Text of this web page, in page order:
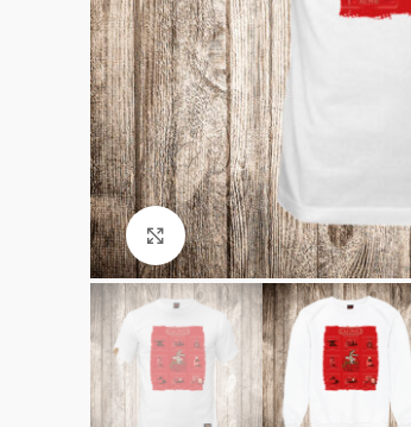
Click to enlarge